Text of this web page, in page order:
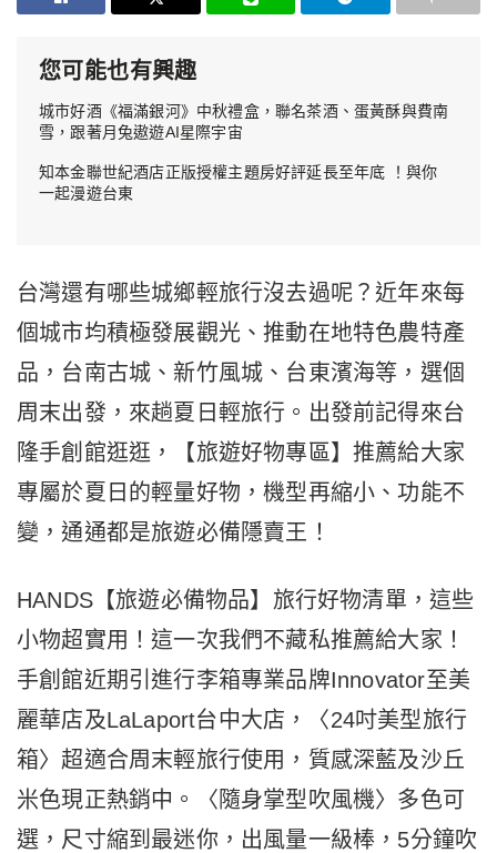
您可能也有興趣
城市好酒《福滿銀河》中秋禮盒，聯名茶酒、蛋黃酥與費南
雪，跟著月兔遨遊AI星際宇宙
知本金聯世紀酒店正版授權主題房好評延長至年底 ！與你
一起漫遊台東
台灣還有哪些城鄉輕旅行沒去過呢？近年來每
個城市均積極發展觀光、推動在地特色農特產
品，台南古城、新竹風城、台東濱海等，選個
周末出發，來趟夏日輕旅行。出發前記得來台
隆手創館逛逛，【旅遊好物專區】推薦給大家
專屬於夏日的輕量好物，機型再縮小、功能不
變，通通都是旅遊必備隱賣王！
HANDS【旅遊必備物品】旅行好物清單，這些
小物超實用！這一次我們不藏私推薦給大家！
手創館近期引進行李箱專業品牌Innovator至美
麗華店及LaLaport台中大店，〈24吋美型旅行
箱〉超適合周末輕旅行使用，質感深藍及沙丘
米色現正熱銷中。〈隨身掌型吹風機〉多色可
選，尺寸縮到最迷你，出風量一級棒，5分鐘吹